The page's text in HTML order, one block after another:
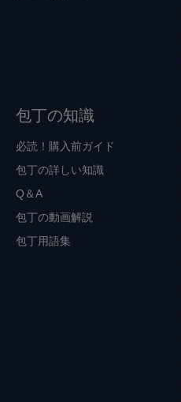
包丁の知識
必読！購入前ガイド
包丁の詳しい知識
Q＆A
包丁の動画解説
包丁用語集